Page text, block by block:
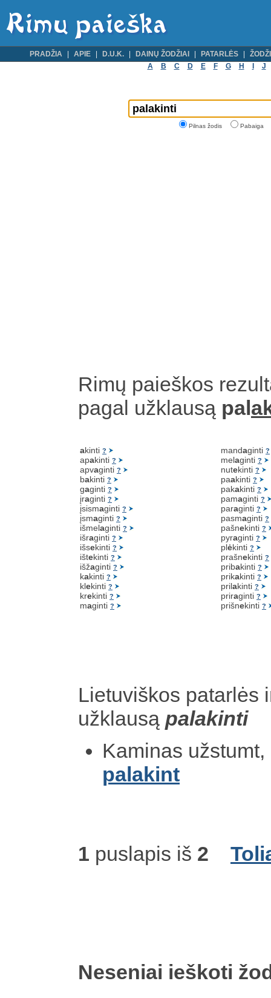
PRADŽIA APIE D.U.K. DAINŲ ŽODŽIAI PATARLĖS
A
B C D E F G H J
Pilnas žodis Pabaiga
Rimų paieškos
pagal užklausą pal
akinti ?
apakinti ?
apvaginti ?
bakinti ?
gaginti ?
įraginti ?
įsismaginti ?
įsmaginti ?
išmelaginti ?
išraginti ?
išsekinti ?
ištekinti ?
išžaginti ?
kakinti ?
klekinti ?
krekinti ?
maginti ?
mandaginti ?
melaginti ?
nutekinti ?
paakinti ?
pakakinti ?
pamaginti ?
paraginti ?
pasmaginti ?
pašnekinti ?
pyraginti ?
plėkinti ?
prašnekinti ?
pribakinti ?
prikakinti ?
prilakinti ?
priraginti ?
prišnekinti ?
Lietuviškos patarlės
užklausą palakinti
Kaminas
palakint
1 puslapis iš 2
Neseniai ieškoti